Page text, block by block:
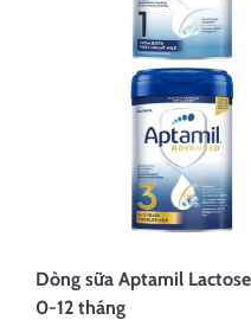
Dòng sữa Aptamil
0-12 tháng